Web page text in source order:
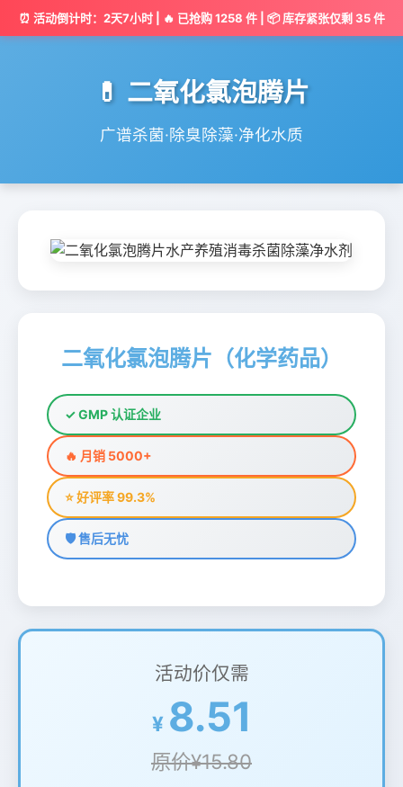
⏰ 活动倒计时： 2天7小时| 🔥 已抢购1258 件 | 📦 库存紧张仅剩 35 件
💊 二氧化氯泡腾片
广谱杀菌·除臭除藻·净化水质
二氧化氯泡腾片（化学药品）
✓ GMP 认证企业
🔥 月销 5000+
⭐ 好评率 99.3%
🛡️ 售后无忧
活动价仅需
8.51
原价¥15.80